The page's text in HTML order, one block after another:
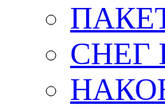
СНЕГ